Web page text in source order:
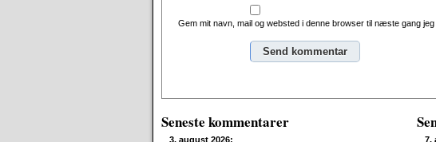
Gem mit navn, mail og websted i denne browser til næste gang jeg
Seneste kommentarer
3. august 2026: 7.